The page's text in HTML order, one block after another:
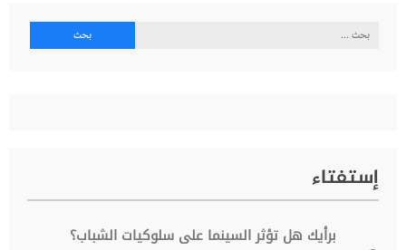
البحث
إستفتاء
برأيك هل تؤثر السينما على سلوكيات الشباب؟